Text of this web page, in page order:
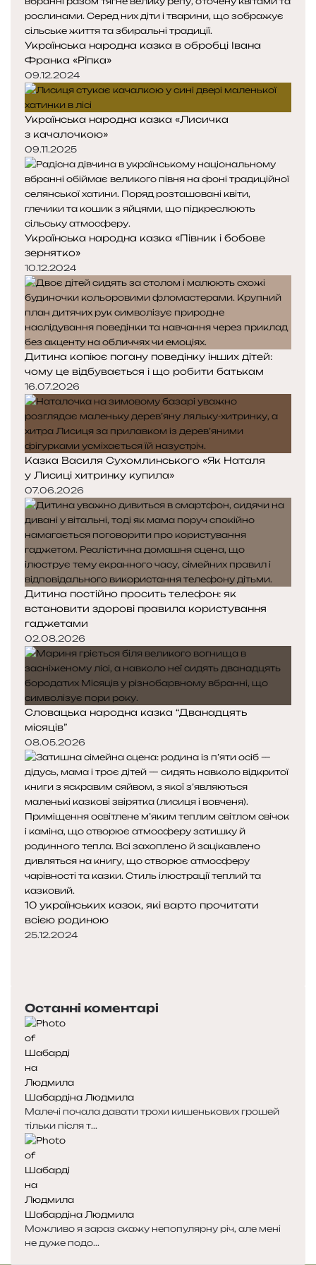
Українська народна казка в обробці Івана
Франка «Ріпка»
09.12.2024
Українська народна казка «Лисичка
з качалочкою»
09.11.2025
Українська народна казка «Півник і бобове
зернятко»
10.12.2024
Дитина копіює погану поведінку інших дітей:
чому це відбувається і що робити батькам
16.07.2026
Казка Василя Сухомлинського «Як Наталя
у Лисиці хитринку купила»
07.06.2026
Дитина постійно просить телефон: як
встановити здорові правила користування
гаджетами
02.08.2026
Словацька народна казка “Дванадцять
місяців”
08.05.2026
10 українських казок, які варто прочитати
всією родиною
25.12.2024
р
е
д
н
я
с
т
о
р
і
н
к
а
т
у
п
н
а
с
т
о
р
і
н
к
а
Останні коментарі
Шабардіна Людмила
Малечі почала давати трохи кишенькових грошей
тільки після т...
Шабардіна Людмила
Можливо я зараз скажу непопулярну річ, але мені
не дуже подо...